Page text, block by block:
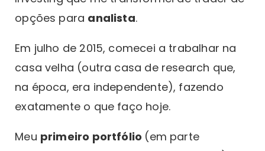
opções para analista.
Em julho de 2015, comecei a trabalhar na
casa velha (outra casa de research que,
na época, era independente), fazendo
exatamente o que faço hoje.
Meu primeiro portfólio (em parte